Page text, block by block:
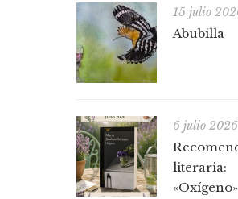
15 julio
Abubilla
6 julio 2026
literaria: